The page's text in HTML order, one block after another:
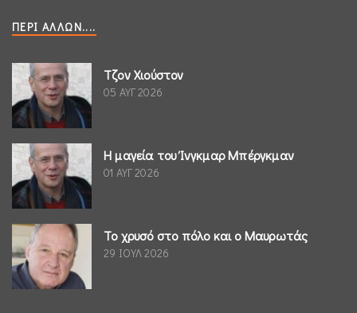
ΠΕΡΊ ΆΛΛΩΝ....
Τζον Χιούστον
05 ΑΥΓ 2026
Η μαγεία του Ίνγκμαρ Μπέργκμαν
01 ΑΥΓ 2026
Το χρυσό στο πόλο και ο Μαυρωτάς
29 ΙΟΥΛ 2026